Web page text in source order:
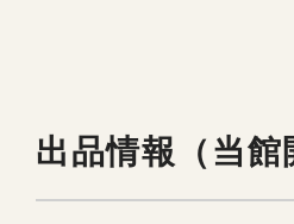
出品情報（当館